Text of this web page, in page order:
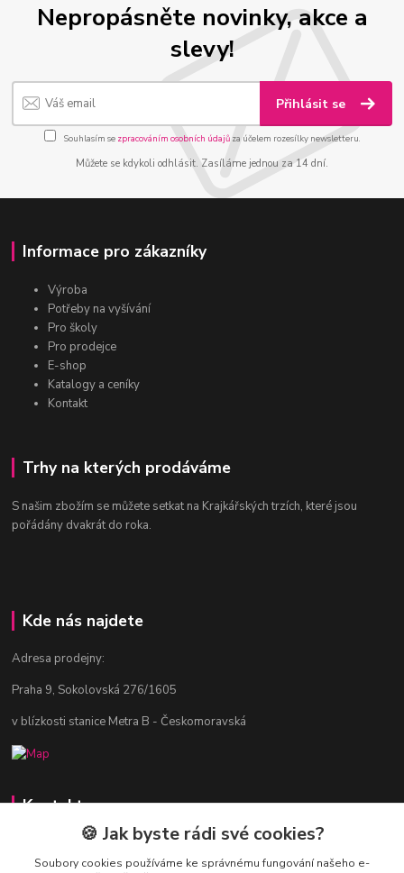
Nepropásněte novinky, akce a
slevy!
Přihlásit se
Souhlasím se zpracováním osobních údajůza účelem rozesílky newsletteru.
Můžete se kdykoli odhlásit. Zasíláme jednou za 14 dní.
Informace pro zákazníky
Výroba
Potřeby na vyšívání
Pro školy
Pro prodejce
E-shop
Katalogy a ceníky
Kontakt
Trhy na kterých prodáváme
S našim zbožím se můžete setkat na Krajkářských trzích, které jsou
pořádány dvakrát do roka.
Kde nás najdete
Adresa prodejny:
Praha 9, Sokolovská 276/1605
v blízkosti stanice Metra B - Českomoravská
Kontakty
Jitka Vlasáková
281 916 793
🍪 Jak byste rádi své cookies?
Soubory cookies používáme ke správnému fungování našeho e-